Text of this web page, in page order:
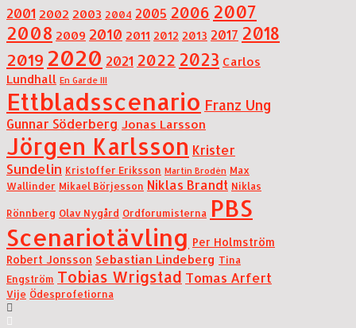
2001 2002 2003 2004 2005 2006 2007
2008 2009 2010 2011 2012 2013 2017 2018
2019 2020 2021 2022 2023 Carlos
Lundhall En Garde III
Ettbladsscenario Franz Ung
Gunnar Söderberg Jonas Larsson
Jörgen Karlsson Krister
Sundelin Kristoffer Eriksson Martin Brodén Max
Wallinder Mikael Börjesson Niklas Brandt Niklas
Rönnberg Olav Nygård Ordforumisterna PBS
Scenariotävling Per Holmström
Robert Jonsson Sebastian Lindeberg Tina
Engström Tobias Wrigstad Tomas Arfert
Vije Ödesprofetiorna